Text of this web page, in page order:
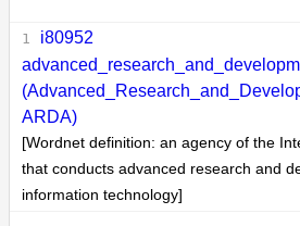
i80952
ARDA)
[Wordnet definition: an agency of the
that conducts advanced research and
information technology]